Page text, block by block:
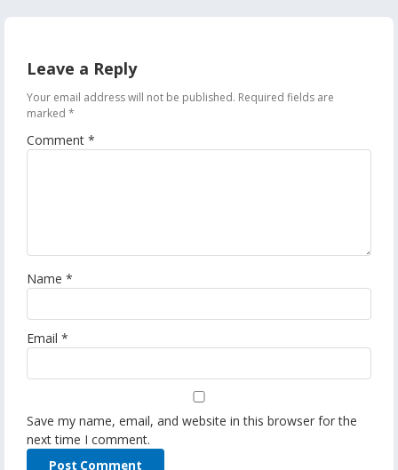
Leave a Reply
Your email address will not be published. Required fields are
marked *
Comment *
Name *
Email *
Save my name, email, and website in this browser for the
next time I comment.